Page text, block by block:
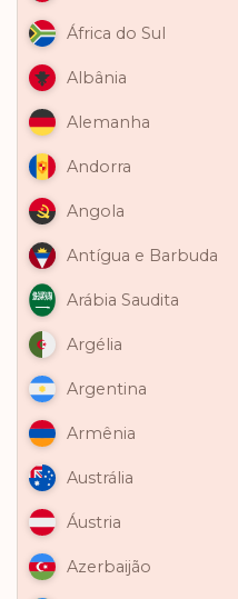
África do Sul
Albânia
Alemanha
Andorra
Angola
Antígua e Barbuda
Arábia Saudita
Argélia
Argentina
Armênia
Austrália
Áustria
Azerbaijão